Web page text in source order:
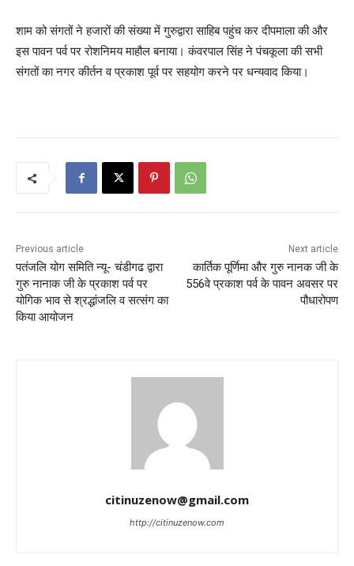
शाम को संगतों ने हजारों की संख्या में गुरुद्वारा साहिब पहुंच कर दीपमाला की और
इस पावन पर्व पर रोशनिमय माहौल बनाया। कंवरपाल सिंह ने पंचकूला की सभी
संगतों का नगर कीर्तन व प्रकाश पूर्व पर सहयोग करने पर धन्यवाद किया।
Previous article
पतंजलि योग समिति न्यू- चंडीगढ द्वारा
गुरु नानाक जी के प्रकाश पर्व पर
योगिक भाव से श्रद्धांजलि व सत्संग का
किया आयोजन
Next article
कार्तिक पूर्णिमा और गुरु नानक जी के
556वे प्रकाश पर्व के पावन अवसर पर
पौधारोपण
citinuzenow@gmail.com
http://citinuzenow.com